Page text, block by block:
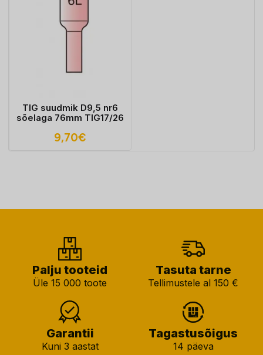
TIG suudmik D9,5 nr6
sõelaga 76mm TIG17/26
9,70€
Palju tooteid
Üle 15 000 toote
Tasuta tarne
Tellimustele al 150 €
Garantii
Kuni 3 aastat
Tagastusõigus
14 päeva